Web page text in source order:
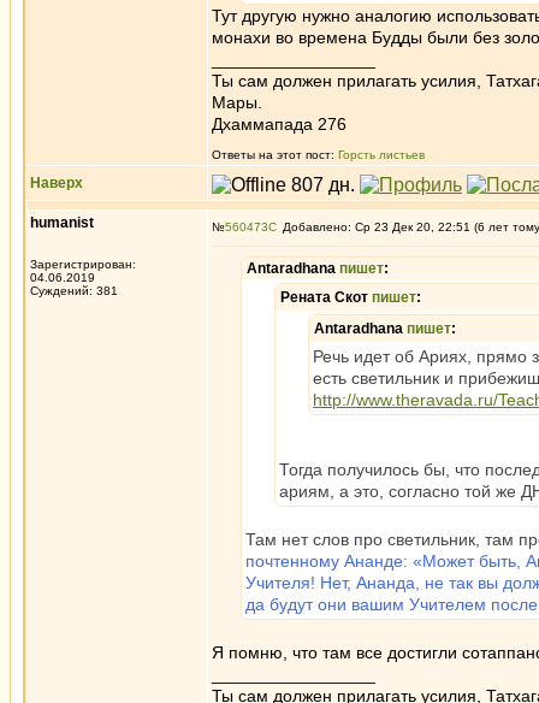
Тут другую нужно аналогию
монахи во времена Будды были без
Ты сам должен прилагать усилия,
Мары.
Дхаммапада 276
Ответы на этот пост: Горсть листьев
Наверх
humanist
Зарегистрирован:
04.06.2019
Суждений: 381
№560473 Добавлено: Ср 23 Дек 20, 22:51 (6 лет
Antaradhana пишет:
Рената Скот пишет:
Antaradhana пишет:
Речь идет об Ариях, прямо
есть светильник и
http://www.theravada.ru/
Тогда получилось бы, что
ариям, а это, согласно той же
Там нет слов про светильник, там
почтенному Ананде: «Может быть,
Учителя! Нет, Ананда, не так вы
да будут они вашим Учителем после
Я помню, что там все достигли
Ты сам должен прилагать усилия,